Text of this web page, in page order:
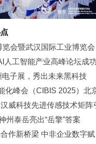
会暨武汉国际工业博览会
人工智能产业高峰论坛成功
子展，秀出未来黑科技
化峰会（CIBIS 2025）北
威科技先进传感技术矩阵
州泰岳亮出“岳擎”答案
作新桥梁 中非企业数字赋